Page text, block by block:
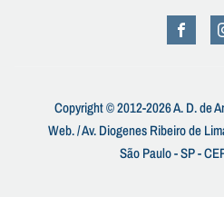
Copyright © 2012-2026 A. D. de
Web. / Av. Diogenes Ribeiro de
São Paulo - SP -